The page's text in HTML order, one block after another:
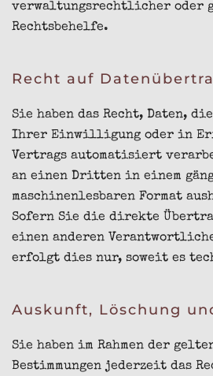
verwaltungsrechtlicher oder
Rechtsbehelfe.
Recht auf
Sie haben das Recht, Daten,
Ihrer Einwilligung oder in
Vertrags automatisiert
an einen Dritten in einem
maschinenlesbaren Format
Sofern Sie die direkte
einen anderen
erfolgt dies nur, soweit es
Auskunft, Löschung
Sie haben im Rahmen der
Bestimmungen jederzeit das